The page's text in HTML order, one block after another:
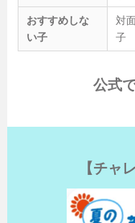
おすすめしな
い子
対
子
公式
【チャ